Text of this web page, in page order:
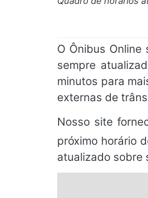
O Ônibus Online
sempre
minutos para
externas de
Nosso site
próximo horário
atualizado sobre